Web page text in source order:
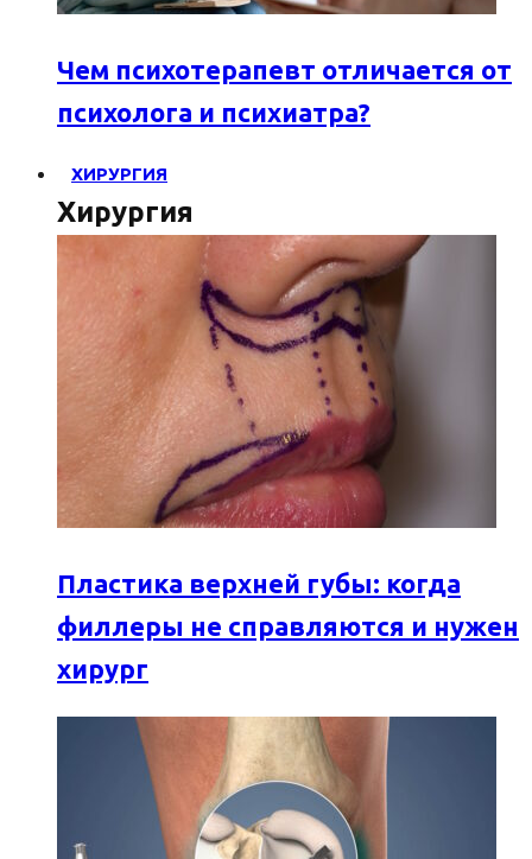
Чем психотерапевт отличается от
психолога и психиатра?
ХИРУРГИЯ
Хирургия
Пластика верхней губы: когда
филлеры не справляются и нужен
хирург